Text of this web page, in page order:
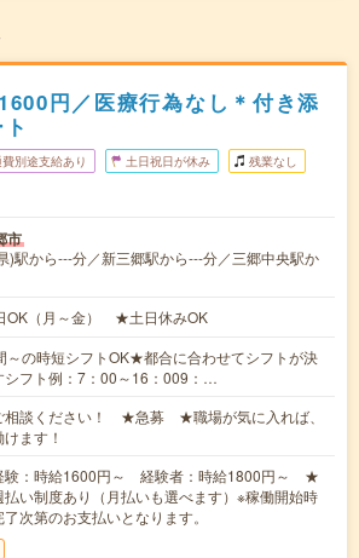
円／医療行為なし＊付き添
費別途支給あり 土日祝日が休み 残業なし
市
)駅から---分／新三郷駅から---分／三郷中央駅か
OK（月～金） ★土日休みOK
の時短シフトOK★都合に合わせてシフトが決
シフト例：7：00～16：009：…
相談ください！ ★急募 ★職場が気に入れば、
ます！
験：時給1600円～ 経験者：時給1800円～ ★
払い制度あり（月払いも選べます）※稼働開始時
次第のお支払いとなります。